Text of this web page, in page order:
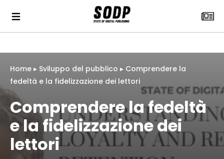
Home ▸ Sviluppo del pubblico ▸ Comprendere la
fedeltà e la fidelizzazione dei lettori
Comprendere la fedeltà
e la fidelizzazione dei
lettori